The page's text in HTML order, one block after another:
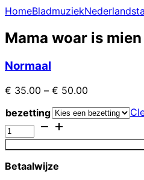
HomeBladmuziek
Mama woar is
Normaal
€ 35.00 – € 50.00
bezetting
Mama
woar
is
mien
pils
Betaalwijze